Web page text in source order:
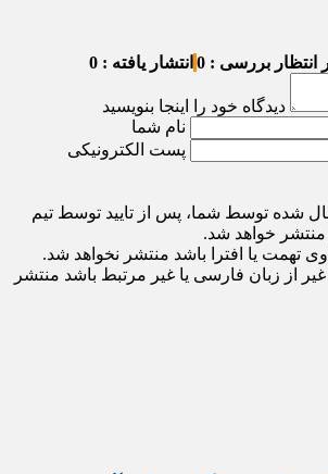
انتظار بررسی : 0 انتشار یافته : 0
دیدگاه خود را اینجا بنویسید
نام شما
پست الکترونیکی
شده توسط شما، پس از تایید توسط تیم
خواهد شد.
تهمت یا افترا باشد منتشر نخواهد شد.
غیر از زبان فارسی یا غیر مرتبط باشد منتشر